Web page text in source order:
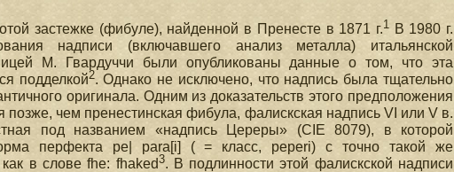
застежке (фибуле), найденной в Пренесте в 1871 г.1В 1980 г.
надписи (включавшего анализ металла) итальянской
М. Гвардуччи были опубликованы данные о том, что эта
подделкой2. Однако не исключено, что надпись была тщательно
оригинала. Одним из доказательств этого предположения
позже, чем пренестинская фибула, фалискская надпись VI или V в.
под названием «надпись Цереры» (CIE 8079), в которой
перфекта ре| para[i] ( = класс, ререri) с точно такой же
как в слове fhe: fhaked3. В подлинности этой фалискской надписи